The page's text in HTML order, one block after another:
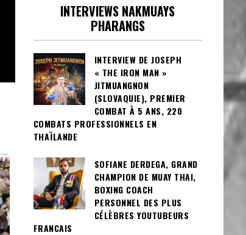
INTERVIEWS NAKMUAYS
PHARANGS
INTERVIEW DE JOSEPH
« THE IRON MAN »
JITMUANGNON
(SLOVAQUIE), PREMIER
COMBAT À 5 ANS, 220
COMBATS PROFESSIONNELS EN
THAÏLANDE
SOFIANE DERDEGA, GRAND
CHAMPION DE MUAY THAI,
BOXING COACH
PERSONNEL DES PLUS
CÉLÈBRES YOUTUBEURS
FRANCAIS